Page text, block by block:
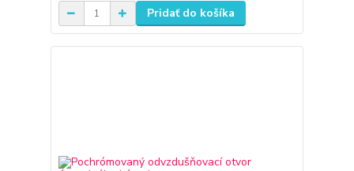
Pridať do košíka